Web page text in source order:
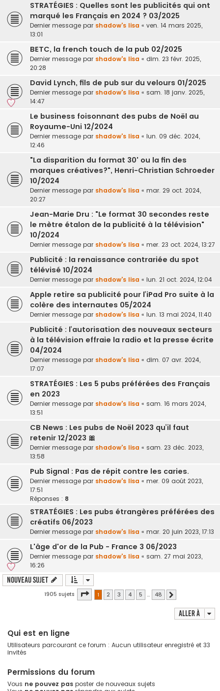
STRATÉGIES : Quelles sont les publicités qui ont
marqué les Français en 2024 ? 03/2025
Dernier message par shadow's lisa « ven. 14 mars 2025,
13:01
BETC, la french touch de la pub 02/2025
Dernier message par shadow's lisa « dim. 23 févr. 2025,
20:28
David Lynch, fils de pub sur du velours 01/2025
Dernier message par shadow's lisa « sam. 18 janv. 2025,
14:47
Le business foisonnant des pubs de Noël au
Royaume-Uni 12/2024
Dernier message par shadow's lisa « lun. 09 déc. 2024,
12:46
"La disparition du format 30' ou la fin des
marques créatives?", Henri-Christian Schroeder
10/2024
Dernier message par shadow's lisa « mar. 29 oct. 2024,
20:27
Jean-Marie Dru : "Le format 30 secondes reste
le mètre étalon de la publicité à la télévision"
10/2024
Dernier message par shadow's lisa « mer. 23 oct. 2024, 13:27
Publicité : la renaissance contrariée du spot
télévisé 10/2024
Dernier message par shadow's lisa « lun. 21 oct. 2024, 12:04
Apple retire sa publicité pour l’iPad Pro suite à la
colère des internautes 05/2024
Dernier message par shadow's lisa « lun. 13 mai 2024, 11:40
Publicité : l’autorisation des nouveaux secteurs
à la télévision effraie la radio et la presse écrite
04/2024
Dernier message par shadow's lisa « dim. 07 avr. 2024,
17:07
STRATÉGIES : Les 5 pubs préférées des Français
en 2023
Dernier message par shadow's lisa « sam. 16 mars 2024,
13:51
CB News : Les pubs de Noël 2023 qu’il faut
retenir 12/2023 🎀
Dernier message par shadow's lisa « sam. 23 déc. 2023,
13:58
Pub Signal : Pas de répit contre les caries.
Dernier message par shadow's lisa « mer. 09 août 2023,
17:51
Réponses : 8
STRATÉGIES : Les pubs étrangères préférées des
créatifs 06/2023
Dernier message par shadow's lisa « mar. 20 juin 2023, 17:13
L'âge d'or de la Pub - France 3 06/2023
Dernier message par shadow's lisa « sam. 27 mai 2023,
16:26
Nouveau sujet
1905 sujets Page 1sur48
1 2 3 4 5 … 48
Aller à
Qui est en ligne
Utilisateurs parcourant ce forum : Aucun utilisateur enregistré et 33
invités
Permissions du forum
Vous ne pouvez pas poster de nouveaux sujets